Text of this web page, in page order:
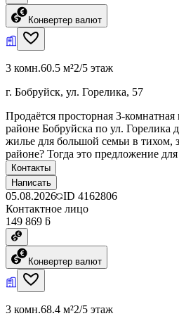
Конвертер валют
3 комн.60.5 м²2/5 этаж
г. Бобруйск, ул. Горелика, 57
Продаётся просторная 3-
районе Бобруйска по ул. Горелика
жилье для большой семьи в тихом,
районе? Тогда это предложение для
Контакты
Написать
05.08.2026 ID 4162806
Контактное лицо
149 869 ƃ
Конвертер валют
3 комн.68.4 м²2/5 этаж